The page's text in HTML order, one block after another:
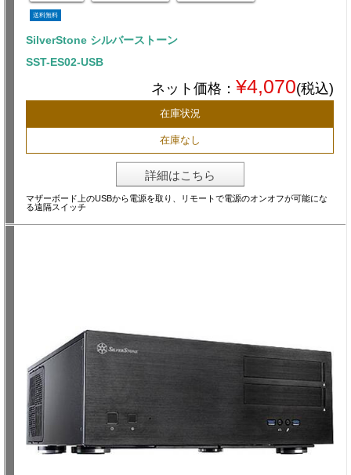
送料無料
SilverStone シルバーストーン
SST-ES02-USB
ネット価格： ¥4,070(税込)
在庫状況
在庫なし
詳細はこちら
マザーボード上のUSBから電源を取り、リモートで電源のオンオフが可能にな
る遠隔スイッチ